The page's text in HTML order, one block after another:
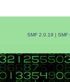
SMF 2.0.19 SMF